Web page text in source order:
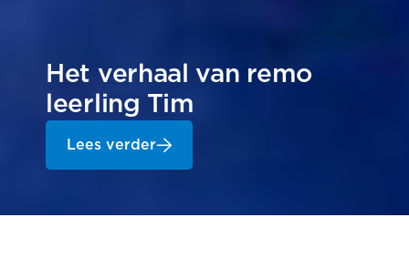
Het verhaal van remo
leerling Tim
Lees verder